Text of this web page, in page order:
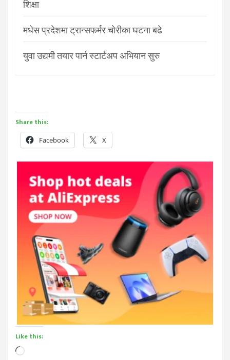
शिक्षा
मधेस प्रदेशमा ट्रान्सफर्मर चोरीका घटना बढे
युवा उद्यमी तयार पार्न स्टार्टअप अभियान सुरु
Share this:
Facebook X
Like this:
Loading…